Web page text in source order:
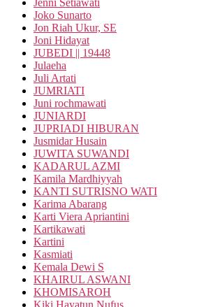
Jenni Setiawati
Joko Sunarto
Jon Riah Ukur, SE
Joni Hidayat
JUBEDI || 19448
Julaeha
Juli Artati
JUMRIATI
Juni rochmawati
JUNIARDI
JUPRIADI HIBURAN
Jusmidar Husain
JUWITA SUWANDI
KADARUL AZMI
Kamila Mardhiyyah
KANTI SUTRISNO WATI
Karima Abarang
Karti Viera Apriantini
Kartikawati
Kartini
Kasmiati
Kemala Dewi S
KHAIRUL ASWANI
KHOMISAROH
Kiki Hayatun Nufus